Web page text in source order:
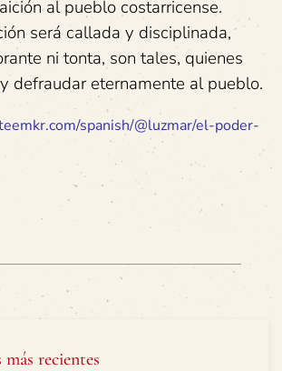
al pueblo costarricense.
será callada y disciplinada,
ni tonta, son tales, quienes
defraudar eternamente al pueblo.
spanish/@luzmar/el-poder-
recientes